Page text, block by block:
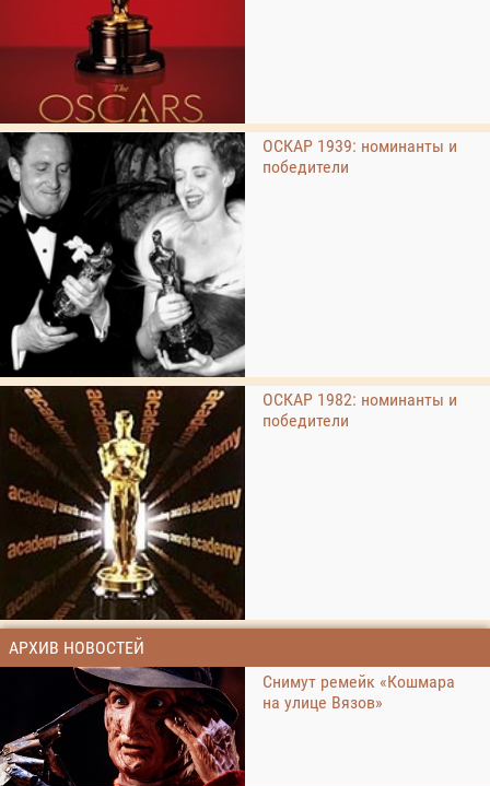
ОСКАР 1939: номинанты и
победители
ОСКАР 1982: номинанты и
победители
АРХИВ НОВОСТЕЙ
Снимут ремейк «Кошмара
на улице Вязов»